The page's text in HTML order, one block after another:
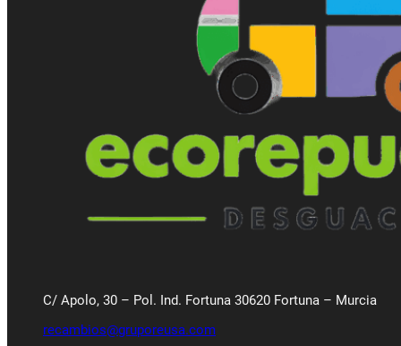
C/ Apolo, 30 – Pol. Ind. Fortuna 30620 Fortuna – Murcia
recambios@gruporeusa.com